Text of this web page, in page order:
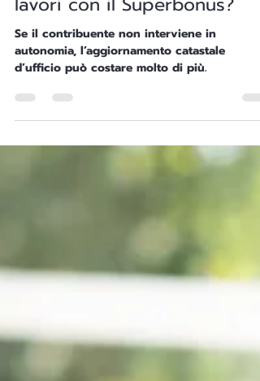
Admin
RISPARMIO ENERGETICO: CONSIGLI
Cosa succede se non
aggiorni il catasto dopo i
lavori con il Superbonus?
Se il contribuente non interviene in
autonomia, l’aggiornamento catastale